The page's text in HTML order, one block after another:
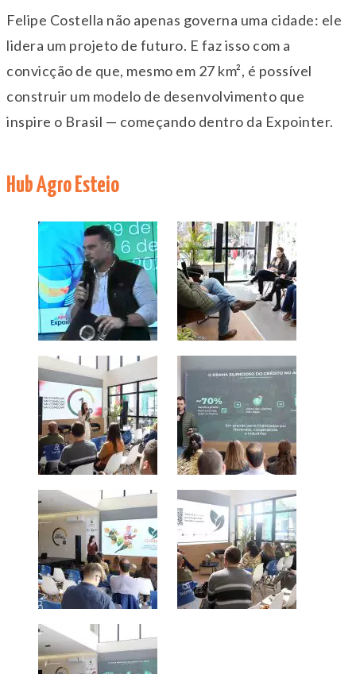
Felipe Costella não apenas governa uma cidade: ele
lidera um projeto de futuro. E faz isso com a
convicção de que, mesmo em 27 km², é possível
construir um modelo de desenvolvimento que
inspire o Brasil — começando dentro da Expointer.
Hub Agro Esteio